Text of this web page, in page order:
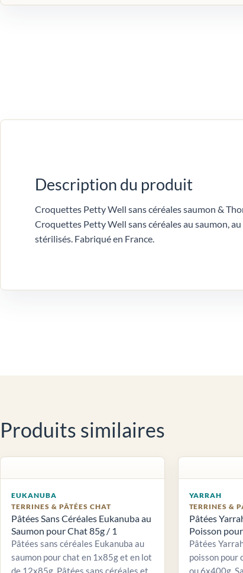
Description du produit
Croquettes Petty Well sans céréales saumon &
Croquettes Petty Well sans céréales au saumon,
stérilisés. Fabriqué en France.
Produits similaires
EUKANUBA
TERRINES & PÂTÉES CHAT
Pâtées Sans Céréales Eukanuba au
Saumon pour Chat 85g / 1
Pâtées sans céréales Eukanuba au
saumon pour chat en 1x85g et en lot
de 12x85g. Pâtées sans céréales et
YARRAH
TERRINES &
Pâtées
Poisson
Pâtées
poisson pour
ou 6x400g.